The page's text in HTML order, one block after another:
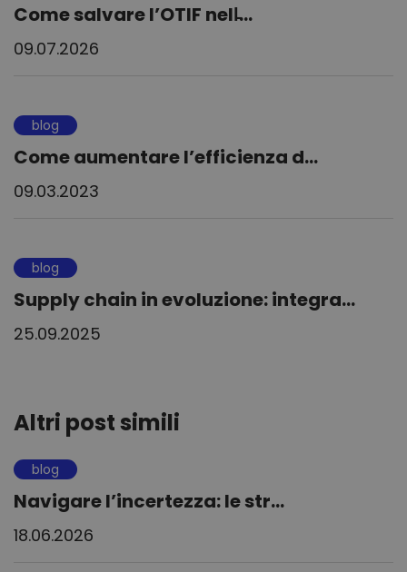
Come salvare l’OTIF nell̵...
09.07.2026
blog
Come aumentare l’efficienza d...
09.03.2023
blog
Supply chain in evoluzione: integra...
25.09.2025
Altri post simili
blog
Navigare l’incertezza: le str...
18.06.2026